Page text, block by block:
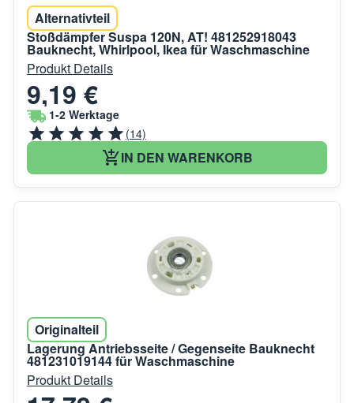
Alternativteil
Stoßdämpfer Suspa 120N, AT! 481252918043
Bauknecht, Whirlpool, Ikea für Waschmaschine
Produkt Details
9,19 €
1-2 Werktage
(14)
IN DEN WARENKORB
Originalteil
Lagerung Antriebsseite / Gegenseite Bauknecht
481231019144 für Waschmaschine
Produkt Details